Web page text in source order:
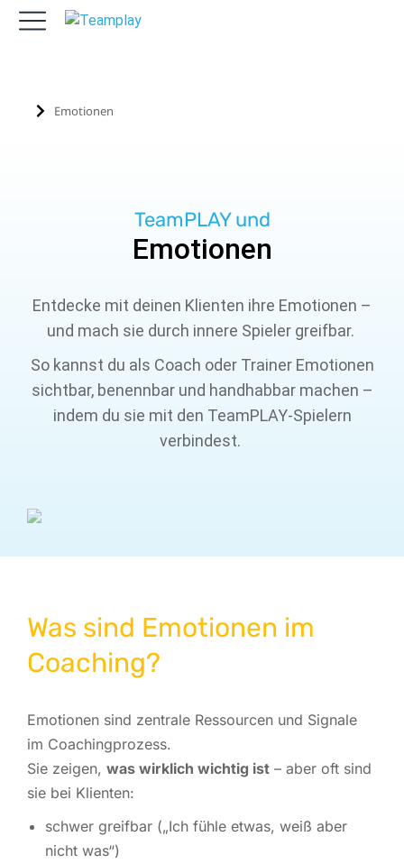
Sie befinden sich hier:
Emotionen
TeamPLAY und
Emotionen
Entdecke mit deinen Klienten ihre Emotionen –
und mach sie durch innere Spieler greifbar.
So kannst du als Coach oder Trainer Emotionen
sichtbar, benennbar und handhabbar machen –
indem du sie mit den TeamPLAY-Spielern
verbindest.
Was sind Emotionen im
Coaching?
Emotionen sind zentrale Ressourcen und Signale
im Coachingprozess.
Sie zeigen, was wirklich wichtig ist – aber oft sind
sie bei Klienten:
schwer greifbar („Ich fühle etwas, weiß aber
nicht was“)